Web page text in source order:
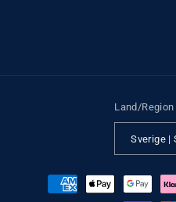
Land/Region
Betalningsmetoder